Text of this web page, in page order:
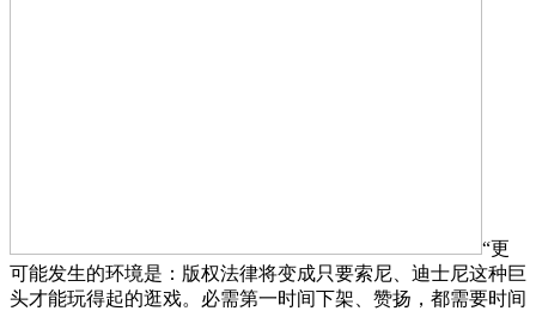
“更
可能发生的环境是：版权法律将变成只要索尼、迪士尼这种巨
头才能玩得起的逛戏。必需第一时间下架、赞扬，都需要时间